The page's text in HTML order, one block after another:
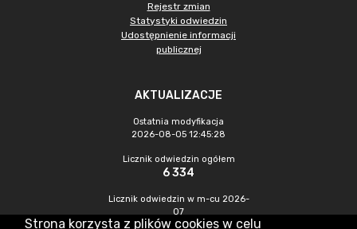
Rejestr zmian
Statystyki odwiedzin
Udostępnienie informacji
publicznej
AKTUALIZACJE
Ostatnia modyfikacja
2026-08-05 12:45:28
Licznik odwiedzin ogółem
6 334
Licznik odwiedzin w m-cu 2026-
07
708
Strona korzysta z plików cookies w celu